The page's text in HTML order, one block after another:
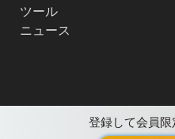
ツール
ニュース
登録して会員